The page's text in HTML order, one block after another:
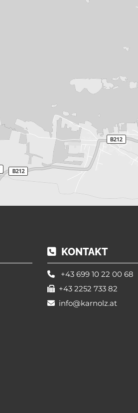
 KONTAKT
 +43 699 10 22 00 68
 +43 2252 733 82
 info@karnolz.at